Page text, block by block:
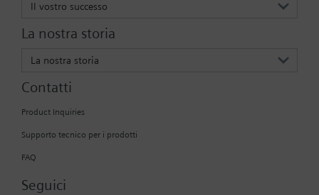
Il vostro successo
La nostra storia
La nostra storia
Contatti
Product Inquiries
Supporto tecnico per i prodotti
FAQ
Seguici